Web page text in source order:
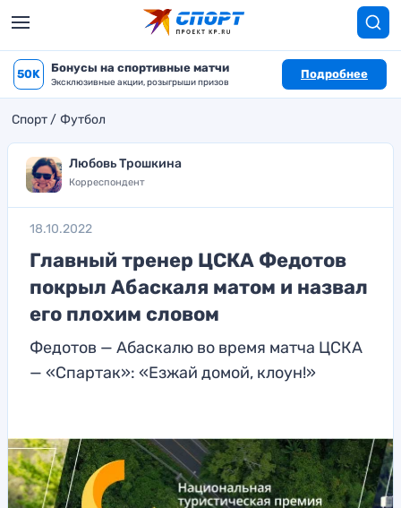
50K Бонусы на спортивные матчи
Эксклюзивные акции, розыгрыши призов
Подробнее
Спорт Футбол
Любовь Трошкина
Корреспондент
18.10.2022
Главный тренер ЦСКА Федотов
покрыл Абаскаля матом и назвал
его плохим словом
Федотов — Абаскалю во время матча ЦСКА
— «Спартак»: «Езжай домой, клоун!»